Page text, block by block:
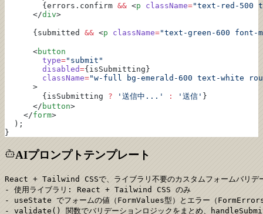
        {errors.confirm
&& <p className="text-red-500
      </
div>
      {submitted
&& <p className="text-green-600 font-
      <
button
        type
="submit"
        disabled
={isSubmitting}
        className
="w-full bg-emerald-600 text-white
      >
        {isSubmitting
? '送信中...' : '送信' }
      </
button>
    </
form>
  );
}
AIプロンプトテンプレート
React + Tailwind CSSで、ライブラリ不要のカスタムフォームバリデ
- 使用ライブラリ: React + Tailwind CSS のみ
- useState でフォームの値（FormValues型）とエラー（FormErrors
- validate() 関数でバリデーションロジックをまとめ、